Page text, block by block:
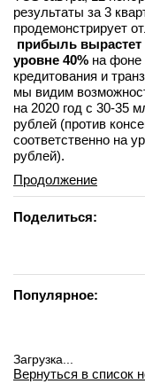
результаты за 3
продемонстрирует
прибыль вырастет
уровне 40% на фоне
кредитования и
мы видим
на 2020 год с 30-35
рублей (против
соответственно на
рублей).
Продолжение
Поделиться:
Популярное:
Загрузка...
Вернуться в список